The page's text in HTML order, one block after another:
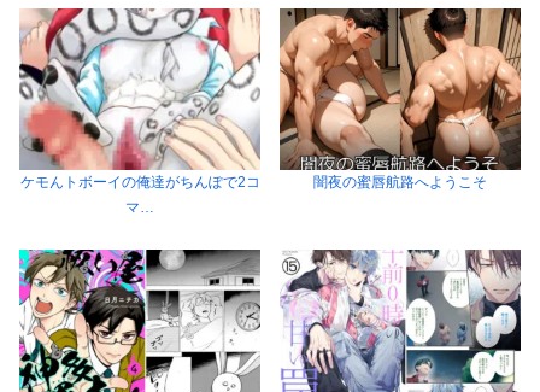
ケモんトボーイの俺達がちんぽで2コ
マ…
闇夜の蜜唇航路へようこそ